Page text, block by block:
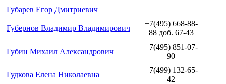
Губарев Егор Дмитриевич
Губернов Владимир Владимирович
+7(495) 668-88-
88 доб. 67-43
Губин Михаил Александрович
+7(495) 851-07-
90
Гудкова Елена Николаевна
+7(499) 132-65-
42